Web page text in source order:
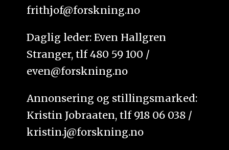
frithjof@forskning.no
Daglig leder: Even Hallgren
Stranger, tlf 480 59 100 /
even@forskning.no
Annonsering og stillingsmarked:
Kristin Jobraaten, tlf 918 06 038 /
kristin.j@forskning.no